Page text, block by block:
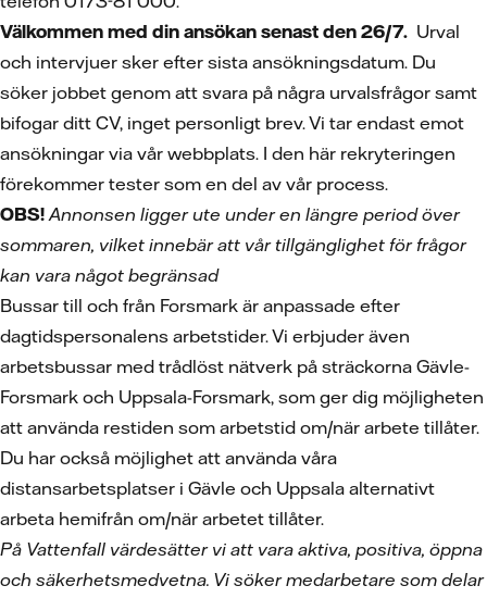
Välkommen med din ansökan senast den 26/7. Urval
och intervjuer sker efter sista ansökningsdatum. Du
söker jobbet genom att svara på några urvalsfrågor samt
bifogar ditt CV, inget personligt brev. Vi tar endast emot
ansökningar via vår webbplats. I den här rekryteringen
förekommer tester som en del av vår process.
OBS! Annonsen ligger ute under en längre period över
sommaren, vilket innebär att vår tillgänglighet för frågor
kan vara något begränsad
Bussar till och från Forsmark är anpassade efter
dagtidspersonalens arbetstider. Vi erbjuder även
arbetsbussar med trådlöst nätverk på sträckorna Gävle-
Forsmark och Uppsala-Forsmark, som ger dig möjligheten
att använda restiden som arbetstid om/när arbete tillåter.
Du har också möjlighet att använda våra
distansarbetsplatser i Gävle och Uppsala alternativt
arbeta hemifrån om/när arbetet tillåter.
På Vattenfall värdesätter vi att vara aktiva, positiva, öppna
och säkerhetsmedvetna. Vi söker medarbetare som delar